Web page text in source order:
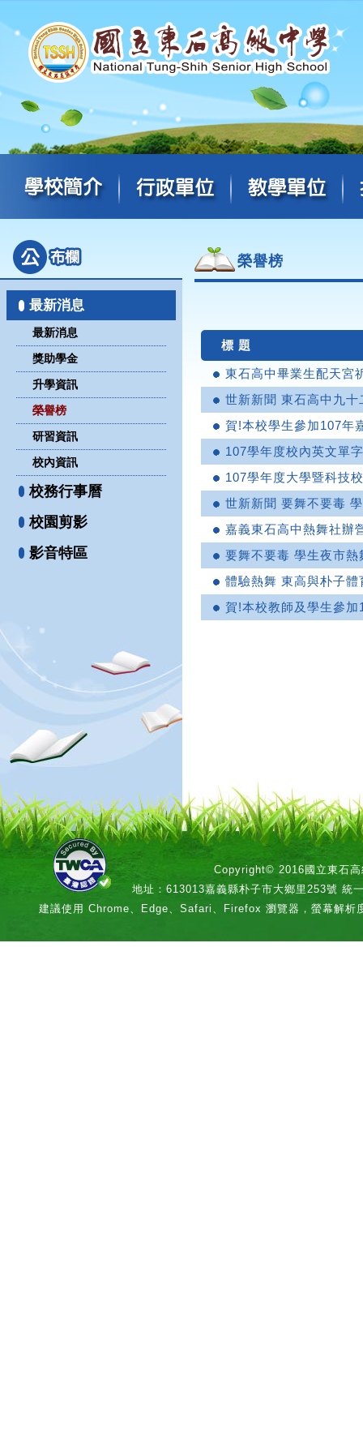
最新消息
最新消息
獎助學金
升學資訊
榮譽榜
研習資訊
校內資訊
校務行事曆
校園剪影
影音特區
榮譽榜
標 題
東石高中畢業生配天
世新新聞 東石高中九
賀!本校學生參加107年
107學年度校內英文單
107學年度大學暨科技
世新新聞 要舞不要毒
嘉義東石高中熱舞社辦
要舞不要毒 學生夜市熱
體驗熱舞 東高與朴子體
賀!本校教師及學生參
Copyright© 2016國立東石高
地址：613013嘉義縣朴子市大鄉里253號 統
建議使用 Chrome、Edge、Safari、Firefox 瀏覽器，螢幕解